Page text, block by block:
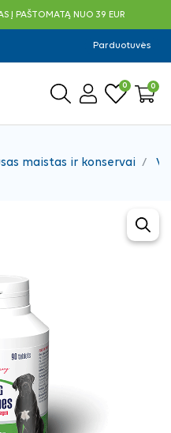
Į PAŠTOMATĄ NUO 39 EUR
Parduotuvės
0 0
maistas ir konservai